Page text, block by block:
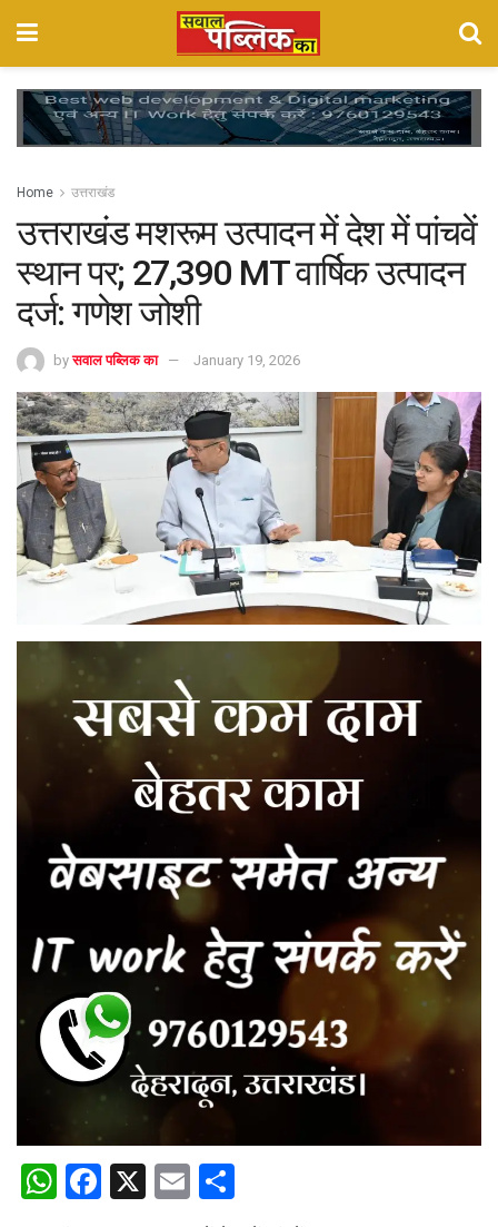
Home उत्तराखंड
उत्तराखंड मशरूम उत्पादन में देश में पांचवें
स्थान पर; 27,390 MT वार्षिक उत्पादन
दर्ज: गणेश जोशी
by सवाल पब्लिक का January 19, 2026
W
h
F
X
E
m